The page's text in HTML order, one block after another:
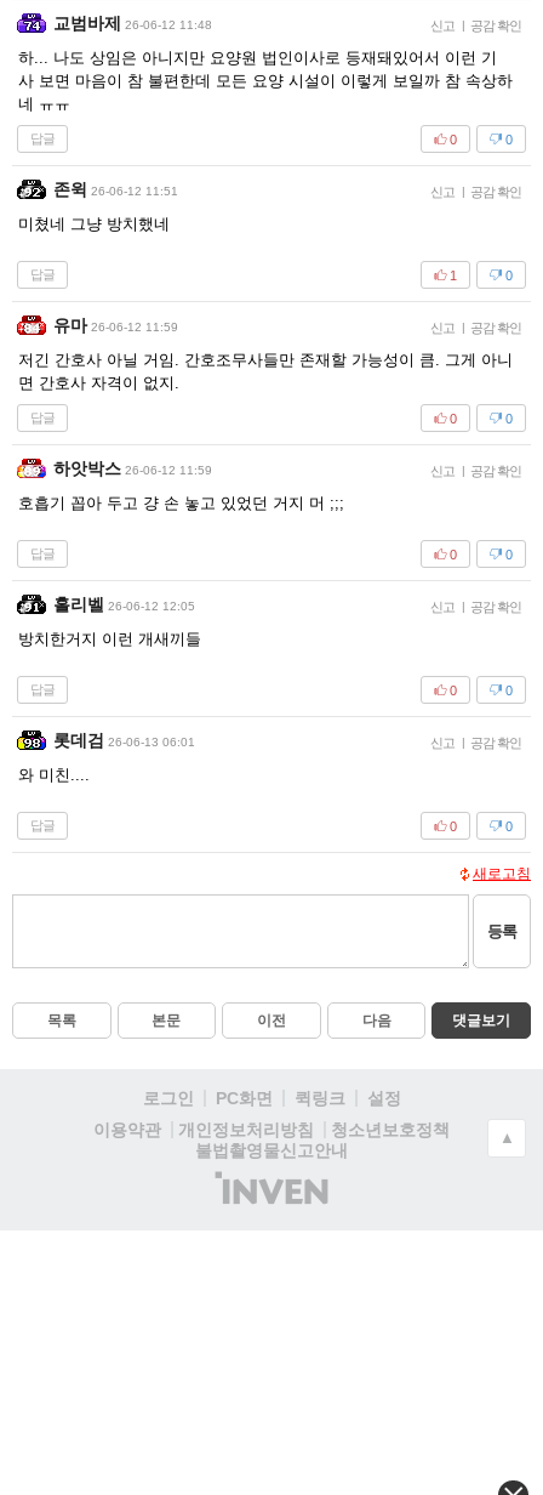
교범바제 26-06-12 11:48 신고 | 공감 확인
하... 나도 상임은 아니지만 요양원 법인이사로 등재돼있어서 이런 기
사 보면 마음이 참 불편한데 모든 요양 시설이 이렇게 보일까 참 속상하
네 ㅠㅠ
답글 0
0
존윅 26-06-12 11:51 신고 | 공감 확인
미쳤네 그냥 방치했네
답글 0
1
유마 26-06-12 11:59 신고 | 공감 확인
저긴 간호사 아닐 거임. 간호조무사들만 존재할 가능성이 큼. 그게 아니
면 간호사 자격이 없지.
답글 0
0
하앗박스 26-06-12 11:59 신고 | 공감 확인
호흡기 꼽아 두고 걍 손 놓고 있었던 거지 머 ;;;
답글 0
0
홀리벨 26-06-12 12:05 신고 | 공감 확인
방치한거지 이런 개새끼들
답글 0
0
롯데검 26-06-13 06:01 신고 | 공감 확인
와 미친....
답글 0
0
새로고침
등록
목록 본문 이전 다음 댓글보기
로그인 PC화면 퀵링크
설정
이용약관
개인정보처리방침
청소년보호정책
불법촬영물신고안내
(주)
인
▲